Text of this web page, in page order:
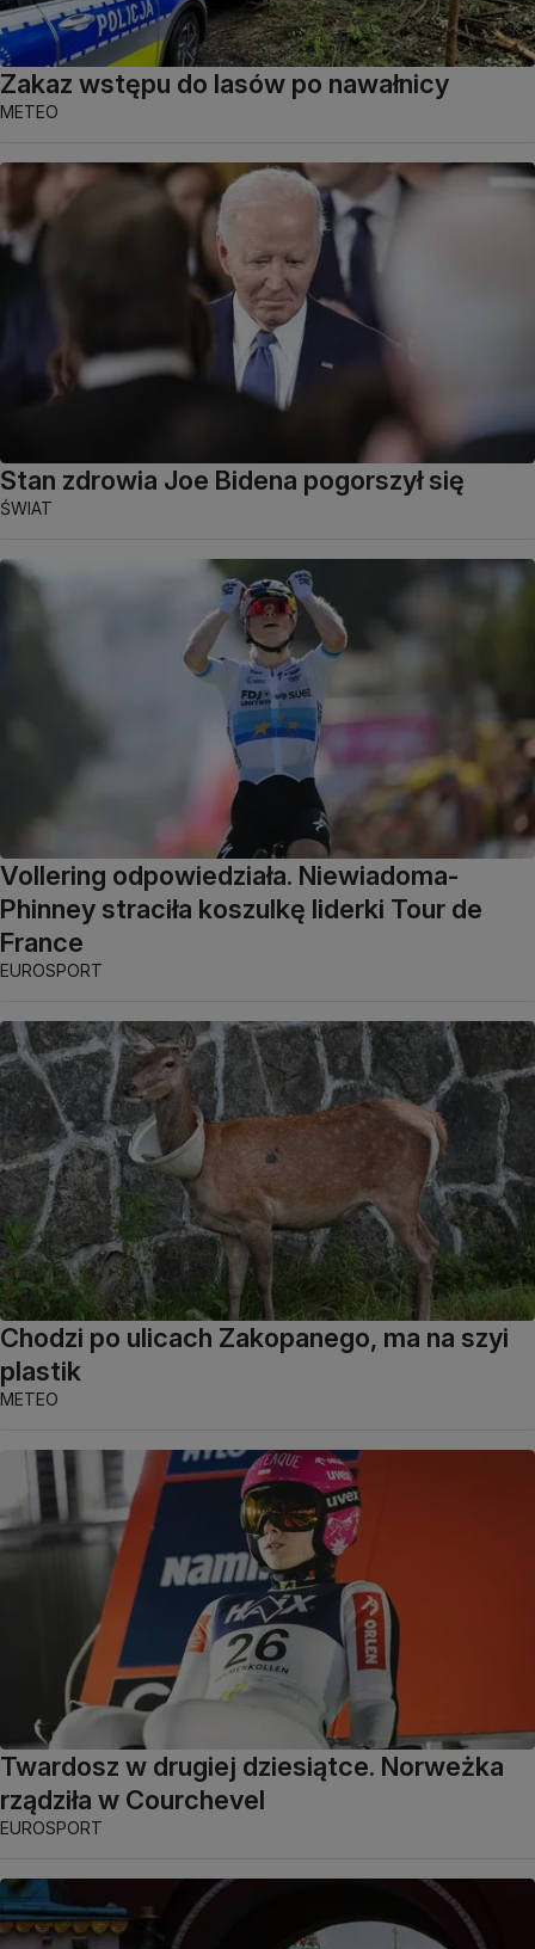
Zakaz wstępu do lasów po nawałnicy
METEO
Stan zdrowia Joe Bidena pogorszył się
ŚWIAT
Vollering odpowiedziała. Niewiadoma-
Phinney straciła koszulkę liderki Tour de
France
EUROSPORT
Chodzi po ulicach Zakopanego, ma na szyi
plastik
METEO
Twardosz w drugiej dziesiątce. Norweżka
rządziła w Courchevel
EUROSPORT